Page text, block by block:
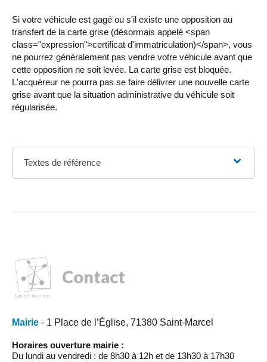
Si votre véhicule est gagé ou s'il existe une opposition au
transfert de la carte grise (désormais appelé <span
class="expression">certificat d'immatriculation)</span>, vous
ne pourrez généralement pas vendre votre véhicule avant que
cette opposition ne soit levée. La carte grise est bloquée.
L'acquéreur ne pourra pas se faire délivrer une nouvelle carte
grise avant que la situation administrative du véhicule soit
régularisée.
Textes de référence
Contact
Mairie - 1 Place de l’Église, 71380 Saint-Marcel
Horaires ouverture mairie :
Du lundi au vendredi : de 8h30 à 12h et de 13h30 à 17h30